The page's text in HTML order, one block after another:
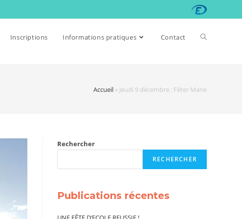
Inscriptions Informations pratiques Contact
Accueil » Jeudi 9 décembre : Fêter Marie
Rechercher
RECHERCHER
Publications récentes